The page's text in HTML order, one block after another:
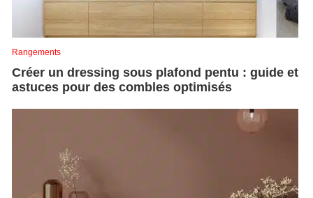
Rangements
Créer un dressing sous plafond pentu : guide et
astuces pour des combles optimisés